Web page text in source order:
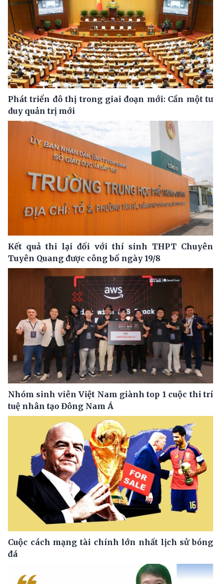
Phát triển đô thị trong giai đoạn mới: Cần một tư
duy quản trị mới
Kết quả thi lại đối với thí sinh THPT Chuyên
Tuyên Quang được công bố ngày 19/8
Nhóm sinh viên Việt Nam giành top 1 cuộc thi trí
tuệ nhân tạo Đông Nam Á
Cuộc cách mạng tài chính lớn nhất lịch sử bóng
đá